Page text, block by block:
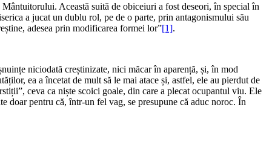
Această suită de obiceiuri a fost deseori, în special în
a jucat un dublu rol, pe de o parte, prin antagonismului său
adesea prin modificarea formei lor”[1].
niciodată creștinizate, nici măcar în aparență, și, în mod
ea a încetat de mult să le mai atace și, astfel, ele au pierdut de
ceva ca niște scoici goale, din care a plecat ocupantul viu. Ele
doar pentru că, într-un fel vag, se presupune că aduc noroc. În